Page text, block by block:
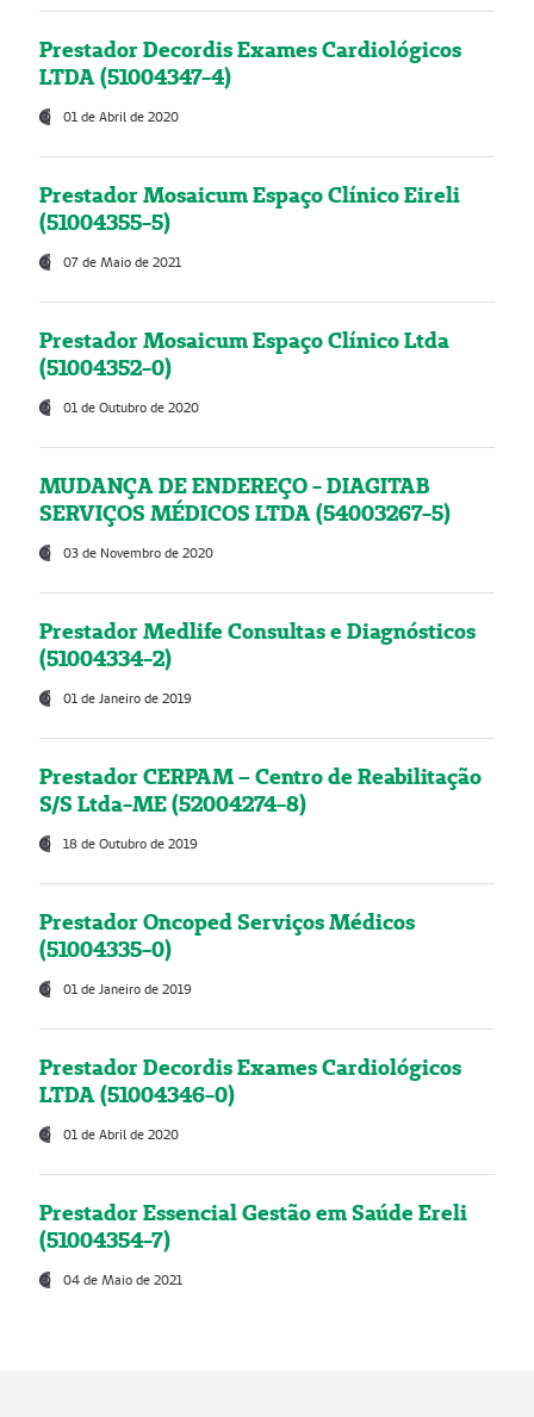
Prestador Decordis Exames Cardiológicos
LTDA (51004347-4)
01 de Abril de 2020
Prestador Mosaicum Espaço Clínico Eireli
(51004355-5)
07 de Maio de 2021
Prestador Mosaicum Espaço Clínico Ltda
(51004352-0)
01 de Outubro de 2020
MUDANÇA DE ENDEREÇO - DIAGITAB
SERVIÇOS MÉDICOS LTDA (54003267-5)
03 de Novembro de 2020
Prestador Medlife Consultas e Diagnósticos
(51004334-2)
01 de Janeiro de 2019
Prestador CERPAM – Centro de Reabilitação
S/S Ltda-ME (52004274-8)
18 de Outubro de 2019
Prestador Oncoped Serviços Médicos
(51004335-0)
01 de Janeiro de 2019
Prestador Decordis Exames Cardiológicos
LTDA (51004346-0)
01 de Abril de 2020
Prestador Essencial Gestão em Saúde Ereli
(51004354-7)
04 de Maio de 2021